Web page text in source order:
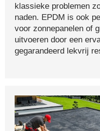
klassieke problemen
naden. EPDM is ook
voor zonnepanelen of
uitvoeren door een
gegarandeerd lekvrij